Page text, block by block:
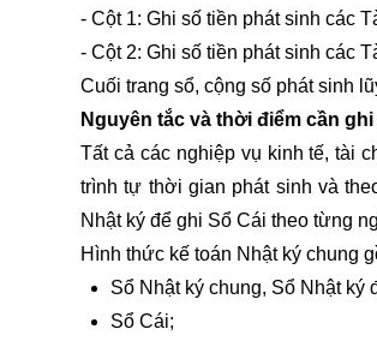
- Cột 1: Ghi số tiền phát sinh các
- Cột 2: Ghi số tiền phát sinh các
Cuối trang sổ, cộng số phát sinh
Nguyên tắc và thời điểm cần ghi
Tất cả các nghiệp vụ kinh tế, tài
trình tự thời gian phát sinh và
Nhật ký để ghi Sổ Cái theo từng
Hình thức kế toán Nhật ký chung
Sổ Nhật ký chung, Sổ Nhật ký
Sổ Cái;